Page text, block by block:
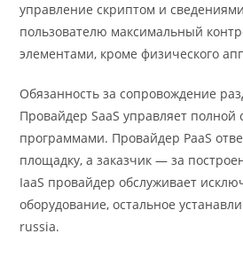
управление скриптом и
пользователю максимальный
элементами, кроме физического
Обязанность за сопровождение
Провайдер SaaS управляет полной
программами. Провайдер PaaS
площадку, а заказчик — за
IaaS провайдер обслуживает
оборудование, остальное
russia.